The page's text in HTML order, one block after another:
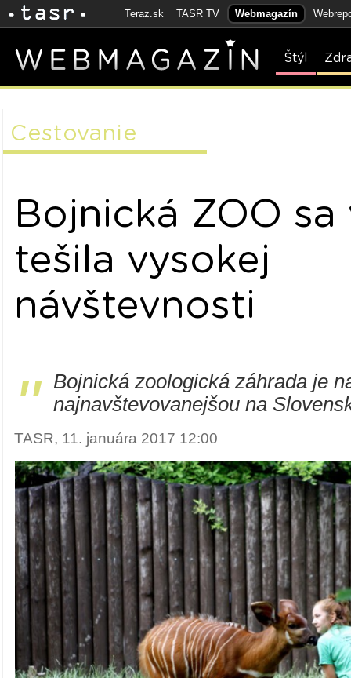
Teraz.sk TASR TV Webmagazín
Štýl
Cestovanie
Bojnická ZOO sa
tešila vysokej
návštevnosti
"
Bojnická zoologická záhrada je
najnavštevovanejšou na
TASR, 11. januára 2017 12:00